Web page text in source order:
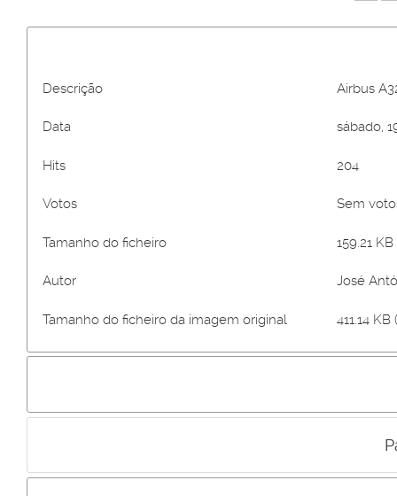
Descrição Airbus
Data sábado,
Hits 204
Votos Sem
Tamanho do ficheiro 159.21
Autor José
Tamanho do ficheiro da imagem original 411.14
Incluir imagem :